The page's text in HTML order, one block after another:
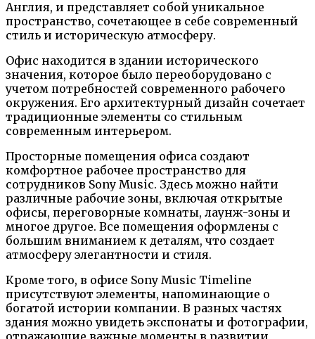
Англия, и представляет собой уникальное
пространство, сочетающее в себе современный
стиль и историческую атмосферу.
Офис находится в здании исторического
значения, которое было переоборудовано с
учетом потребностей современного рабочего
окружения. Его архитектурный дизайн сочетает
традиционные элементы со стильным
современным интерьером.
Просторные помещения офиса создают
комфортное рабочее пространство для
сотрудников Sony Music. Здесь можно найти
различные рабочие зоны, включая открытые
офисы, переговорные комнаты, лаунж-зоны и
многое другое. Все помещения оформлены с
большим вниманием к деталям, что создает
атмосферу элегантности и стиля.
Кроме того, в офисе Sony Music Timeline
присутствуют элементы, напоминающие о
богатой истории компании. В разных частях
здания можно увидеть экспонаты и фотографии,
отражающие важные моменты в развитии